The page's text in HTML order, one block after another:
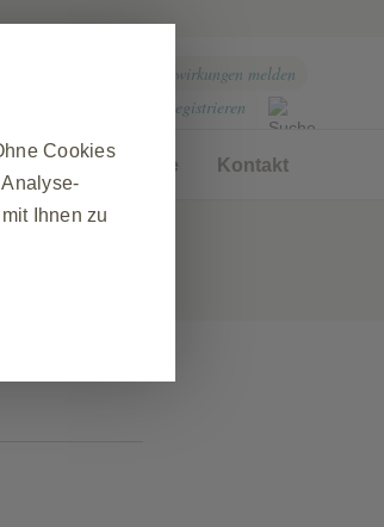
Nebenwirkungen melden
Registrieren
Therapiegebiete Kontakt
Cookies
Ihnen zu
Besuchs
hinaus
Formularen.